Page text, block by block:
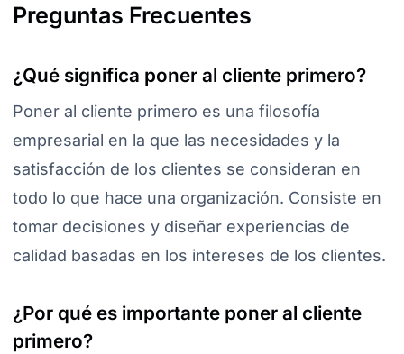
Preguntas Frecuentes
¿Qué significa poner al cliente primero?
Poner al cliente primero es una filosofía
empresarial en la que las necesidades y la
satisfacción de los clientes se consideran en
todo lo que hace una organización. Consiste en
tomar decisiones y diseñar experiencias de
calidad basadas en los intereses de los clientes.
¿Por qué es importante poner al cliente
primero?